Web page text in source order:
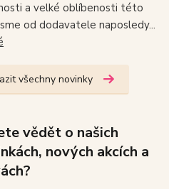
a velké oblíbenosti této
od dodavatele naposledy...
všechny novinky
vědět o našich
nových akcích a